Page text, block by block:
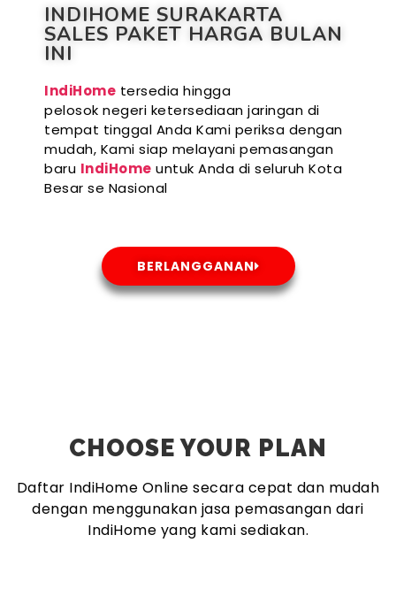
INDIHOME SURAKARTA
SALES PAKET HARGA BULAN
INI
IndiHome tersedia hingga
pelosok negeri ketersediaan jaringan di
tempat tinggal Anda Kami periksa dengan
mudah, Kami siap melayani pemasangan
baru IndiHome untuk Anda di seluruh Kota
Besar se Nasional
BERLANGGANAN
CHOOSE YOUR PLAN
Daftar IndiHome Online secara cepat dan mudah
dengan menggunakan jasa pemasangan dari
IndiHome yang kami sediakan.